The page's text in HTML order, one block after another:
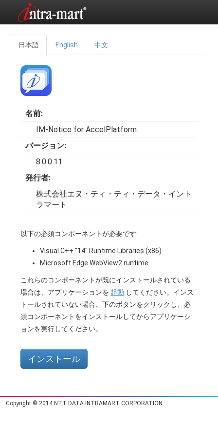
日本語 English 中文
名前:
IM-Notice for AccelPlatform
バージョン:
8.0.0.11
発行者:
株式会社エヌ・ティ・ティ・データ・イント
ラマート
以下の必須コンポーネントが必要です:
Visual C++ "14" Runtime Libraries (x86)
Microsoft Edge WebView2 runtime
これらのコンポーネントが既にインストールされている
場合は、アプリケーションを 起動 してください。インス
トールされていない場合、下のボタンをクリックし、必
須コンポーネントをインストールしてからアプリケーシ
ョンを実行してください。
インストール
Copyright © 2014 NTT DATA INTRAMART CORPORATION